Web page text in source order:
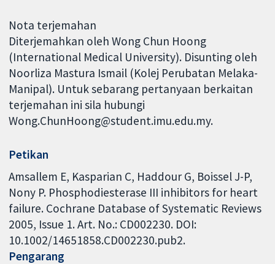
Nota terjemahan
Diterjemahkan oleh Wong Chun Hoong
(International Medical University). Disunting oleh
Noorliza Mastura Ismail (Kolej Perubatan Melaka-
Manipal). Untuk sebarang pertanyaan berkaitan
terjemahan ini sila hubungi
Wong.ChunHoong@student.imu.edu.my.
Petikan
Amsallem E, Kasparian C, Haddour G, Boissel J-P,
Nony P. Phosphodiesterase III inhibitors for heart
failure. Cochrane Database of Systematic Reviews
2005, Issue 1. Art. No.: CD002230. DOI:
10.1002/14651858.CD002230.pub2.
Pengarang